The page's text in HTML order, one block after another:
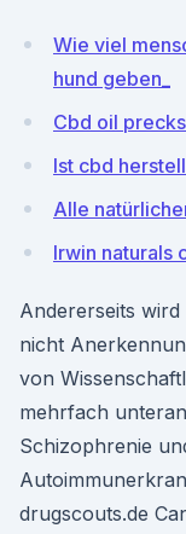
Wie viel
hund geben_
Cbd oil
Ist cbd
Alle
Irwin naturals
Andererseits
nicht
von
mehrfach
Schizophrenie
drugscouts.de